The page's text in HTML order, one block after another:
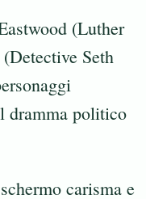
(Luther
Seth
dramma politico
carisma e